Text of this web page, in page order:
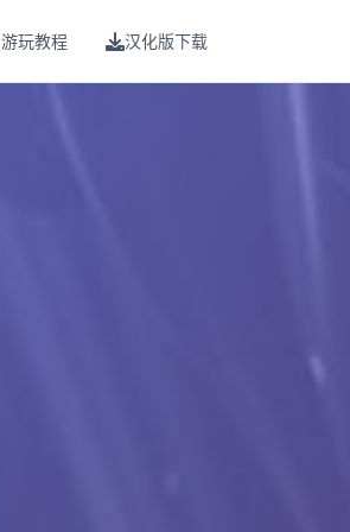
游玩教程 汉化版下载